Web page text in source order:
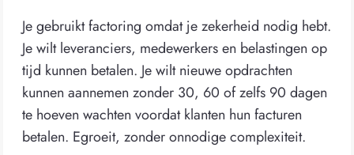
Je gebruikt factoring omdat je zekerheid nodig hebt.
Je wilt leveranciers, medewerkers en belastingen op
tijd kunnen betalen. Je wilt nieuwe opdrachten
kunnen aannemen zonder 30, 60 of zelfs 90 dagen
te hoeven wachten voordat klanten hun facturen
betalen. Egroeit, zonder onnodige complexiteit.